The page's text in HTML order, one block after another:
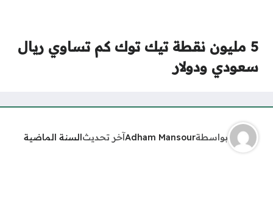
5 مليون نقطة تيك توك كم تساوي ريال
سعودي ودولار
بواسطةAdham Mansourآخر تحديثالسنة الماضية